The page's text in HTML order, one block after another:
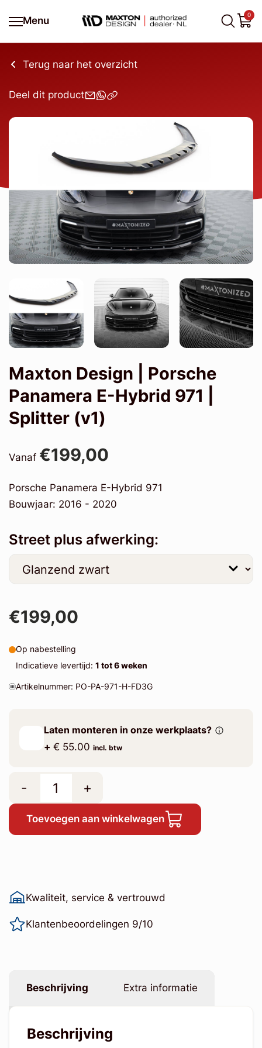
Menu
0
Terug naar het overzicht
Deel dit product
Maxton Design | Porsche
Panamera E-Hybrid 971 |
Splitter (v1)
Vanaf €199,00
Porsche Panamera E-Hybrid 971
Bouwjaar: 2016 - 2020
Street plus afwerking:
€199,00
Op nabestelling
Indicatieve levertijd: 1 tot 6 weken
Artikelnummer: PO-PA-971-H-FD3G
Laten monteren in onze werkplaats?
+ € 55.00 incl. btw
- +
Toevoegen aan winkelwagen
Kwaliteit, service & vertrouwd
Klantenbeoordelingen 9/10
Beschrijving Extra informatie
Beschrijving